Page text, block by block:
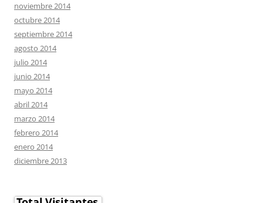
noviembre 2014
octubre 2014
septiembre 2014
agosto 2014
julio 2014
junio 2014
mayo 2014
abril 2014
marzo 2014
febrero 2014
enero 2014
diciembre 2013